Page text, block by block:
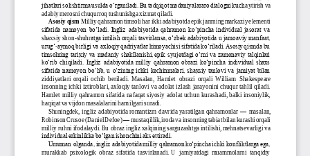
jihatlari solishtirma usulda o‘rganiladi. Bu tadqiqot madaniyalararo dialogni kuchaytirish va
adabiy merosni chuqurroq tushunishga xizmat qiladi.
Asosiy qism Milliy qahramon timsoli har ikki adabiyotda epik janrning markaziy elementi
sifatida namoyon  bo‘ladi. Ingliz  adabiyotida qahramon  ko‘pincha individual jasorat va
shaxsiy shon-shuhratga intilish orqali tasvirlansa, o‘zbek adabiyotida u jamoaviy manfaat,
urug‘-aymoq birligi va axloqiy qadriyatlar himoyachisi sifatida ko‘riladi. Asosiy qismda bu
timsolning tarixiy va madaniy shakllanishi, epik syujetdagi o‘rni va zamonaviy talqinlari
ko‘rib chiqiladi.
Ingliz  adabiyotida milliy  qahramon obrazi ko‘pincha individual shaxs
sifatida namoyon bo‘lib, u o‘zining ichki kechinmalari, shaxsiy tanlovi va jamiyat bilan
ziddiyatlari  orqali  ochib  beriladi.  Masalan,  Hamlet  obrazi  orqali  William Shakespeare
insonning ichki iztiroblari, axloqiy tanlovi va adolat izlash jarayonini chuqur tahlil qiladi.
Hamlet  milliy qahramon sifatida nafaqat siyosiy adolat uchun kurashadi, balki insoniylik,
haqiqat va vijdon masalalarini ham ilgari suradi.
Shuningdek,  ingliz  adabiyotida romantizm  davrida yaratilgan qahramonlar — masalan,
Robinson Crusoe (Daniel Defoe) — mustaqillik, iroda va insonning tabiat bilan kurashi orqali
milliy ruhni ifodalaydi. Bu obraz ingliz xalqining sarguzashtga intilishi, mehnatsevarligi va
individual erkinlikka bo‘lgan ishonchini aks ettiradi.
Umuman olganda, ingliz adabiyotida milliy qahramon ko‘pincha ichki konfliktlarga ega,
murakkab  psixologik  obraz  sifatida  tasvirlanadi.  U   jamiyatdagi  muammolarni  tanqidiy